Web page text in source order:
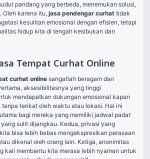
pandang yang berbeda, menemukan solusi,
Oleh karena itu, jasa pendengar curhat tidak
kesulitan emosional dengan efisien, tetapi
hidup kita di tengah kesibukan dan
Tempat Curhat Online
curhat online sangatlah beragam dan
aksesibilitasnya yang tinggi
mendapatkan dukungan emosional kapan
tanpa terikat oleh waktu atau lokasi. Hal ini
bagi mereka yang memiliki jadwal padat
sulit dijangkau. Kedua, privasi yang
bisa lebih bebas mengekspresikan perasaan
dikenal oleh orang lain. Ketiga, anonimitas
kali membantu kita merasa lebih nyaman untuk